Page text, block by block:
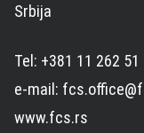
Srbija
Tel: +381 11 262 51
e-mail:
www.fcs.rs